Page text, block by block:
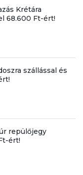
Krétára
68.600 Ft-ért!
szállással és
repülőjegy
ért!